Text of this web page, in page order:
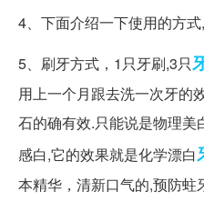
4、下面介绍一下使用的方式,
5、刷牙方式，1只牙刷,3只
用上一个月跟去洗一次牙的
石的确有效.只能说是物理美
感白,它的效果就是化学漂白
本精华，清新口气的,预防蛀